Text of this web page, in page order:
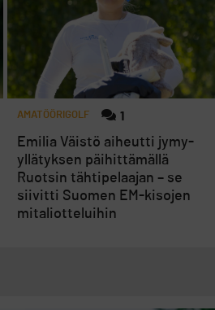
AMATÖÖRIGOLF 1
Emilia Väistö aiheutti jymy-
yllätyksen päihittämällä
Ruotsin tähtipelaajan – se
siivitti Suomen EM-kisojen
mitaliotteluihin